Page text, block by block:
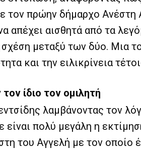
τον πρώην δήμαρχο Ανέστη
απέχει αισθητά από τα
μεταξύ των δύο. Μια
και την ειλικρίνεια
ίδιο τον ομιλητή
λαμβάνοντας τον
είναι πολύ μεγάλη η
του Αγγελή με τον οποίο